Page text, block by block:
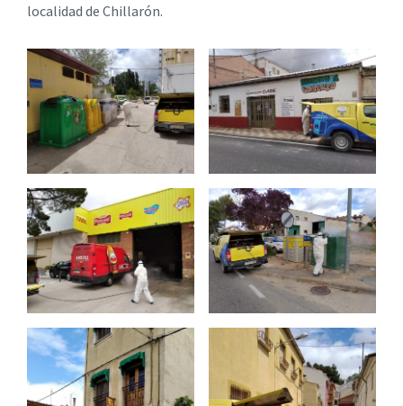
localidad de Chillarón.